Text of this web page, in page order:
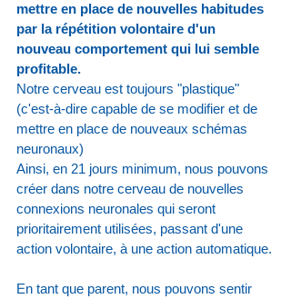
mettre en place de nouvelles habitudes
par la répétition volontaire d'un
nouveau comportement qui lui semble
profitable.
Notre cerveau est toujours "plastique"
(c'est-à-dire capable de se modifier et de
mettre en place de nouveaux schémas
neuronaux)
Ainsi, en 21 jours minimum, nous pouvons
créer dans notre cerveau de nouvelles
connexions neuronales qui seront
prioritairement utilisées, passant d'une
action volontaire, à une action automatique.
En tant que parent, nous pouvons sentir